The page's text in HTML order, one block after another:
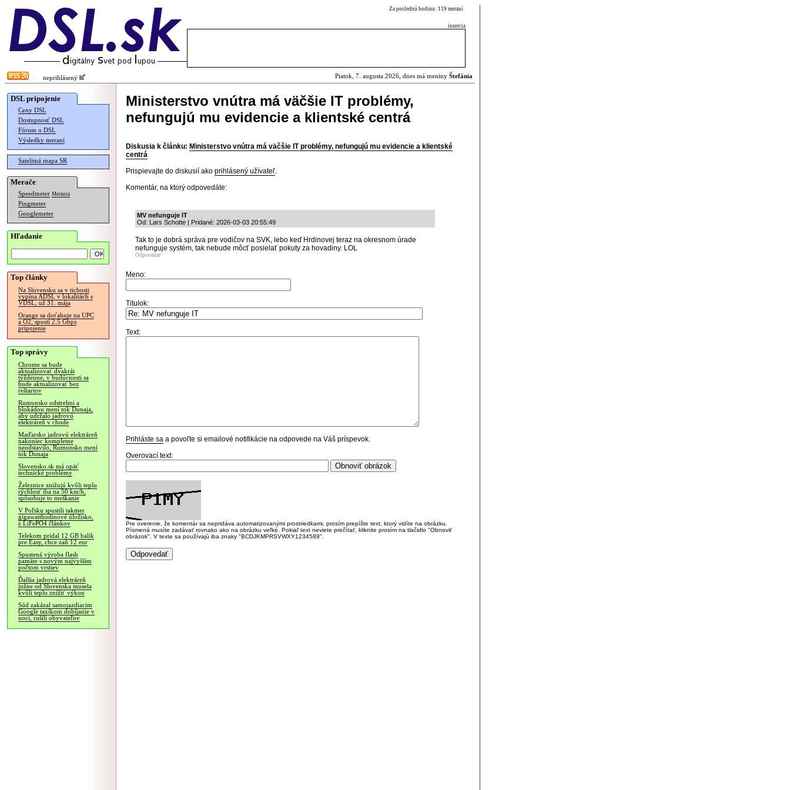
Za poslednú hodinu: 119 meraní
inzercia
neprihlásený Piatok, 7. augusta 2026, dnes má meniny Štefánia
DSL pripojenie
Ceny DSL
Dostupnosť DSL
Fórum o DSL
Výsledky meraní
Satelitná mapa SR
Merače
Speedmeter Merania
Pingmeter
Googlemeter
Hľadanie
Top články
Na Slovensku sa v tichosti
vypína ADSL v lokalitách s
VDSL, už 31. mája
Orange sa doťahuje na UPC
a O2, spustí 2.5 Gbps
pripojenie
Top správy
Chrome sa bude
aktualizovať dvakrát
týždenne, v budúcnosti sa
bude aktualizovať bez
reštartov
Rumunsko odstrelmi a
blokádou mení tok Dunaja,
aby udržalo jadrovú
elektráreň v chode
Maďarsko jadrovú elektráreň
nakoniec kompletne
neodstavilo, Rumunsko mení
tok Dunaja
Slovensko.sk má opäť
technické problémy
Železnice znižujú kvôli teplu
rýchlosť iba na 50 km/h,
spôsobuje to meškanie
V Poľsku spustili takmer
gigawatthodinové úložisko,
z LiFePO4 článkov
Telekom pridal 12 GB balík
pre Easy, chce zaň 12 eur
Spustená výroba flash
pamäte s novým najvyšším
počtom vrstiev
Ďalšia jadrová elektráreň
južne od Slovenska musela
kvôli teplu znížiť výkon
Súd zakázal samojazdiacim
Google taxíkom dobíjanie v
noci, rušili obyvateľov
Ministerstvo vnútra má väčšie IT problémy,
nefungujú mu evidencie a klientské centrá
Diskusia k článku: Ministerstvo vnútra má väčšie IT problémy, nefungujú mu evidencie a klientské
centrá
Prispievajte do diskusií ako prihlásený užívateľ.
Komentár, na ktorý odpovedáte:
MV nefunguje IT
Od: Lars Schotte | Pridané: 2026-03-03 20:55:49
Tak to je dobrá správa pre vodičov na SVK, lebo keď Hrdinovej teraz na okresnom úrade
nefunguje systém, tak nebude môcť posielať pokuty za hovadiny. LOL
Odpovedať
Meno:
Titulok:
Text:
Prihláste sa a povoľte si emailové notifikácie na odpovede na Váš príspevok.
Overovací text:
Pre overenie, že komentár sa nepridáva automatizovanými prostriedkami, prosím prepíšte text, ktorý vidíte na obrázku.
Písmená musíte zadávať rovnako ako na obrázku veľké. Pokiaľ text neviete prečítať, kliknite prosím na tlačidlo "Obnoviť
obrázok". V texte sa používajú iba znaky "BCDJKMPRSVWXY1234589".